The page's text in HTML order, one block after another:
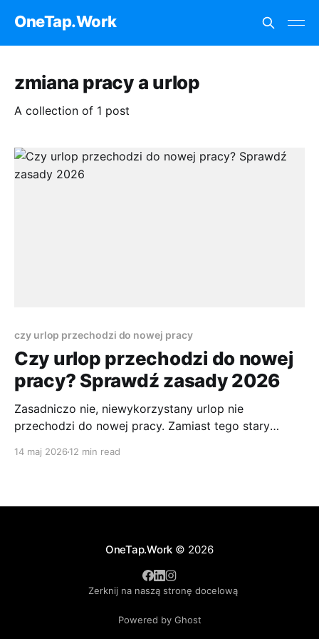
OneTap.Work
zmiana pracy a urlop
A collection of 1 post
czy urlop przechodzi do nowej pracy
Czy urlop przechodzi do nowej
pracy? Sprawdź zasady 2026
Zasadniczo nie, niewykorzystany urlop nie
przechodzi do nowej pracy. Zamiast tego stary
wolnego albo ekwiwalent pieniężny, a u nowego
14 maj 2026 12 min read
OneTap.Work © 2026
Zerknij na naszą stronę docelową
Powered by Ghost